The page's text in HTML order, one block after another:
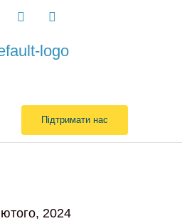
Підтримати нас
2024